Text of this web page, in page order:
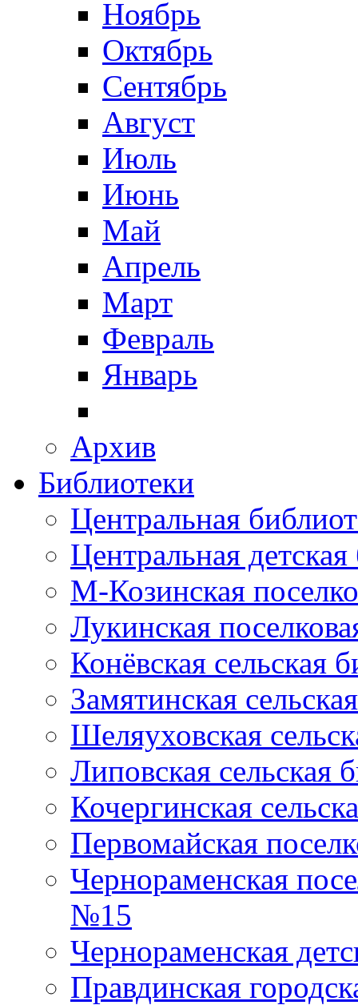
Ноябрь
Октябрь
Сентябрь
Август
Июль
Июнь
Май
Апрель
Март
Февраль
Январь
Архив
Библиотеки
Центральная
Центральная
М-Козинская
Лукинская
Конёвская сельская
Замятинская
Шеляуховская
Липовская сельская
Кочергинская
Первомайская
Чернораменская
№15
Чернораменская
Правдинская